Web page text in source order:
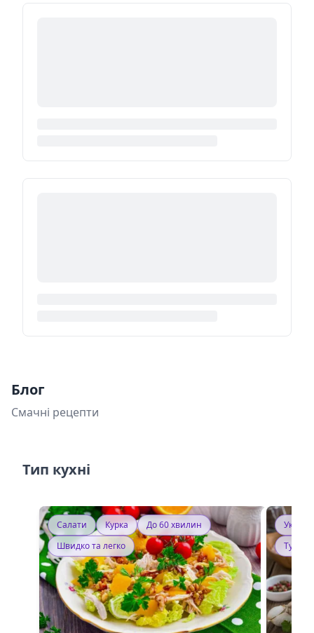
Блог
Смачні рецепти
Тип кухні
Салати Курка
До 60 хвилин
Швидко та легко